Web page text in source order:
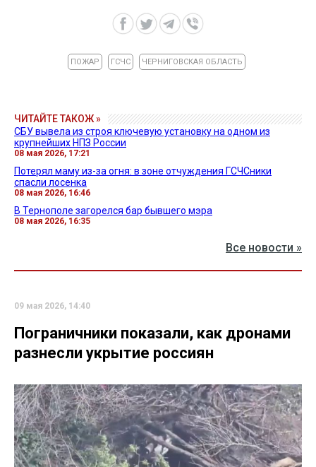
ПОЖАР ГСЧС ЧЕРНИГОВСКАЯ ОБЛАСТЬ
ЧИТАЙТЕ ТАКОЖ »
СБУ вывела из строя ключевую установку на одном из
крупнейших НПЗ России
08 мая 2026, 17:21
Потерял маму из-за огня: в зоне отчуждения ГСЧСники
спасли лосенка
08 мая 2026, 16:46
В Тернополе загорелся бар бывшего мэра
08 мая 2026, 16:35
Все новости »
09 мая 2026, 14:40
Пограничники показали, как дронами
разнесли укрытие россиян